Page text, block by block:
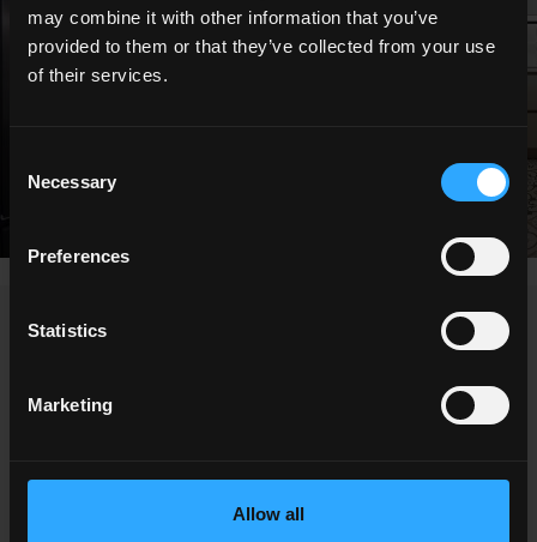
may combine it with other information that you’ve
provided to them or that they’ve collected from your use
of their services.
Selection
Necessary
Preferences
Statistics
Marketing
Allow all
NEWS / ÉVÉNEMENTS